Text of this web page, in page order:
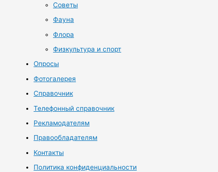
Советы
Фауна
Флора
Физкультура и спорт
Опросы
Фотогалерея
Справочник
Телефонный справочник
Рекламодателям
Правообладателям
Контакты
Политика конфиденциальности